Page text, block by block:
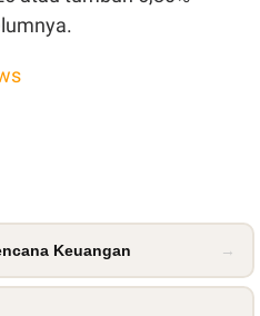
Keuangan →